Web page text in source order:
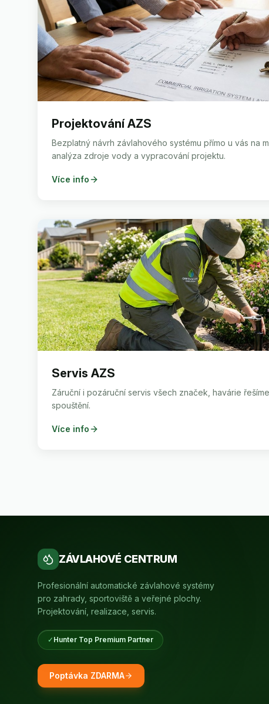
Projektování AZS
Bezplatný návrh závlahového systému přímo u vás na
analýza zdroje vody a vypracování projektu.
Více info
Servis AZS
Záruční i pozáruční servis všech značek, havárie
spouštění.
Více info
ZÁVLAHOVÉ CENTRUM
Profesionální automatické závlahové systémy
pro zahrady, sportoviště a veřejné plochy.
Projektování, realizace, servis.
✓ Hunter Top Premium Partner
Poptávka ZDARMA